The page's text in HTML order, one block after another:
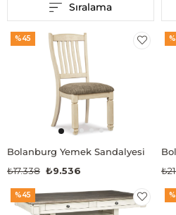
Sıralama
Bolanburg Yemek Sandalyesi
₺9.536
₺17.338
%45
%45